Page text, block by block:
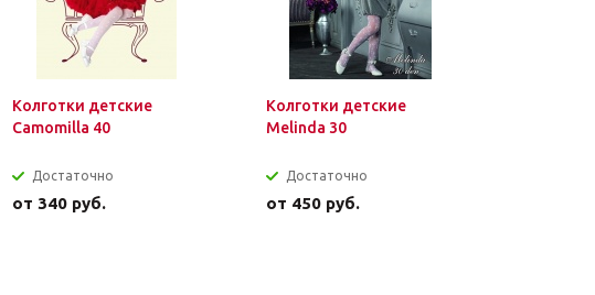
Колготки детские
Camomilla 40
Достаточно
от 340 руб.
Колготки детские
Melinda 30
Достаточно
от 450 руб.